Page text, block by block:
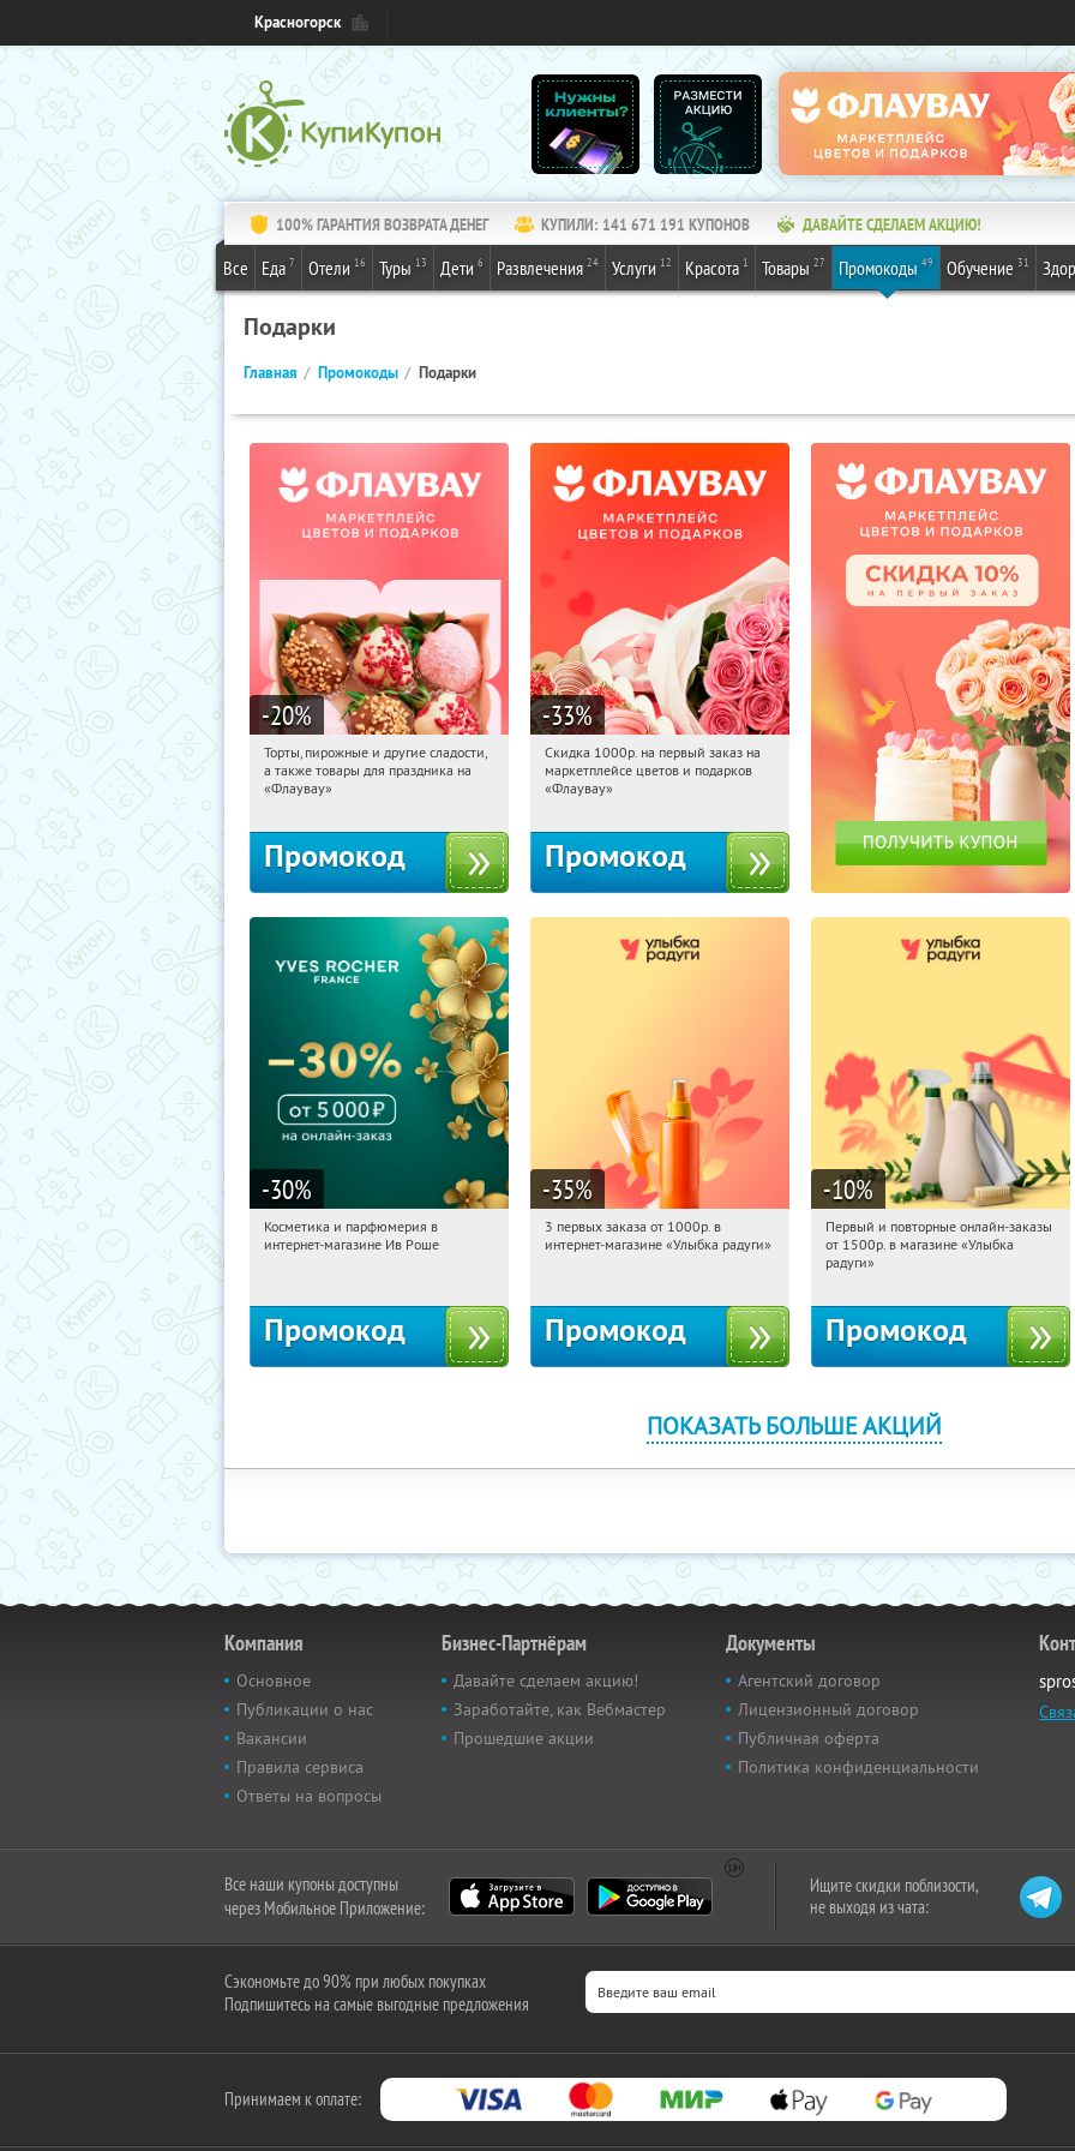
Красногорск
100% ГАРАНТИЯ ВОЗВРАТА ДЕНЕГ КУПИЛИ: 141 671 191 КУПОНОВ ДАВАЙТЕ СДЕЛАЕМ АКЦИЮ!
Все Еда 7 Отели 16 Туры 13 Дети 6 Развлечения 24 Услуги 12 Красота 1 Товары 27 Промокоды 49 Обучение 31
Подарки
Главная Промокоды Подарки
-20%
09:21:26 Получили:
Россия
Торты, пирожные и другие сладости,
а также товары для праздника на
«Флаувау»
Промокод
-33%
09:21:26 Получили:
Россия
Скидка 1000р. на первый заказ на
маркетплейсе цветов и подарков
«Флаувау»
Промокод
-30%
09:21:26 Получили:
Косметика и парфюмерия в
интернет-магазине Ив Роше
Промокод
-35%
09:21:26 Получили:
3 первых заказа от 1000р. в
интернет-магазине «Улыбка радуги»
Промокод
-10%
09:21:26 Получили:1
Россия
Первый и повторные онлайн-заказы
от 1500р. в магазине «Улыбка
радуги»
Промокод
ПОКАЗАТЬ БОЛЬШЕ АКЦИЙ
Компания
Основное
Публикации о нас
Вакансии
Правила сервиса
Ответы на вопросы
Бизнес-Партнёрам
Давайте сделаем акцию!
Заработайте, как Вебмастер
Прошедшие акции
Документы
Агентский договор
Лицензионный договор
Публичная оферта
Политика конфиденциальности
Все наши купоны доступны
через Мобильное Приложение:
Ищите скидки поблизости,
не выходя из чата:
Сэкономьте до 90% при любых покупках
Подпишитесь на самые выгодные предложения
Принимаем к оплате: